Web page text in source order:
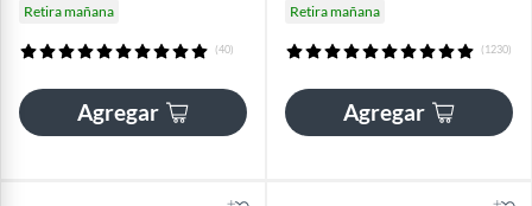
Retira mañana
(40)
Agregar
Retira mañana
(1230)
Agregar